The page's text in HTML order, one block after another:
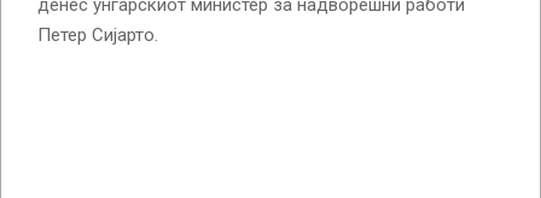
денес унгарскиот министер за надворешни работи
Петер Сијарто.